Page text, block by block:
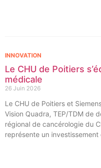
Le CHU de Poitiers
médicale
26 Juin 2026
INNOVATION
Le CHU de Poitiers et
Vision Quadra, TEP/TDM de
régional de cancérologie du
représente un investissement